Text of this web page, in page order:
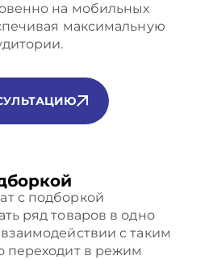
на мобильных
максимальную
с подборкой
ряд товаров в одно
с таким
переходит в режим